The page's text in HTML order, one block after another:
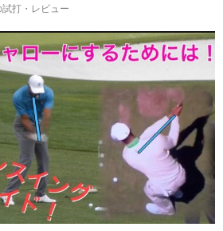
試打・レビュー